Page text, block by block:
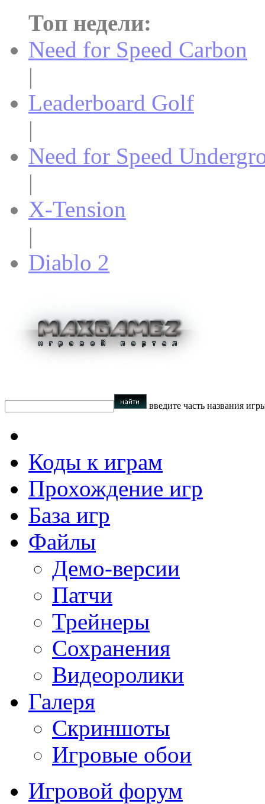
Топ недели:
Need for Speed Carbon
|
Leaderboard Golf
|
Need for Speed
|
X-Tension
|
Diablo 2
введите часть названия
Коды к играм
Прохождение игр
База игр
Файлы
Демо-версии
Патчи
Трейнеры
Сохранения
Видеоролики
Галеря
Скриншоты
Игровые обои
Игровой форум